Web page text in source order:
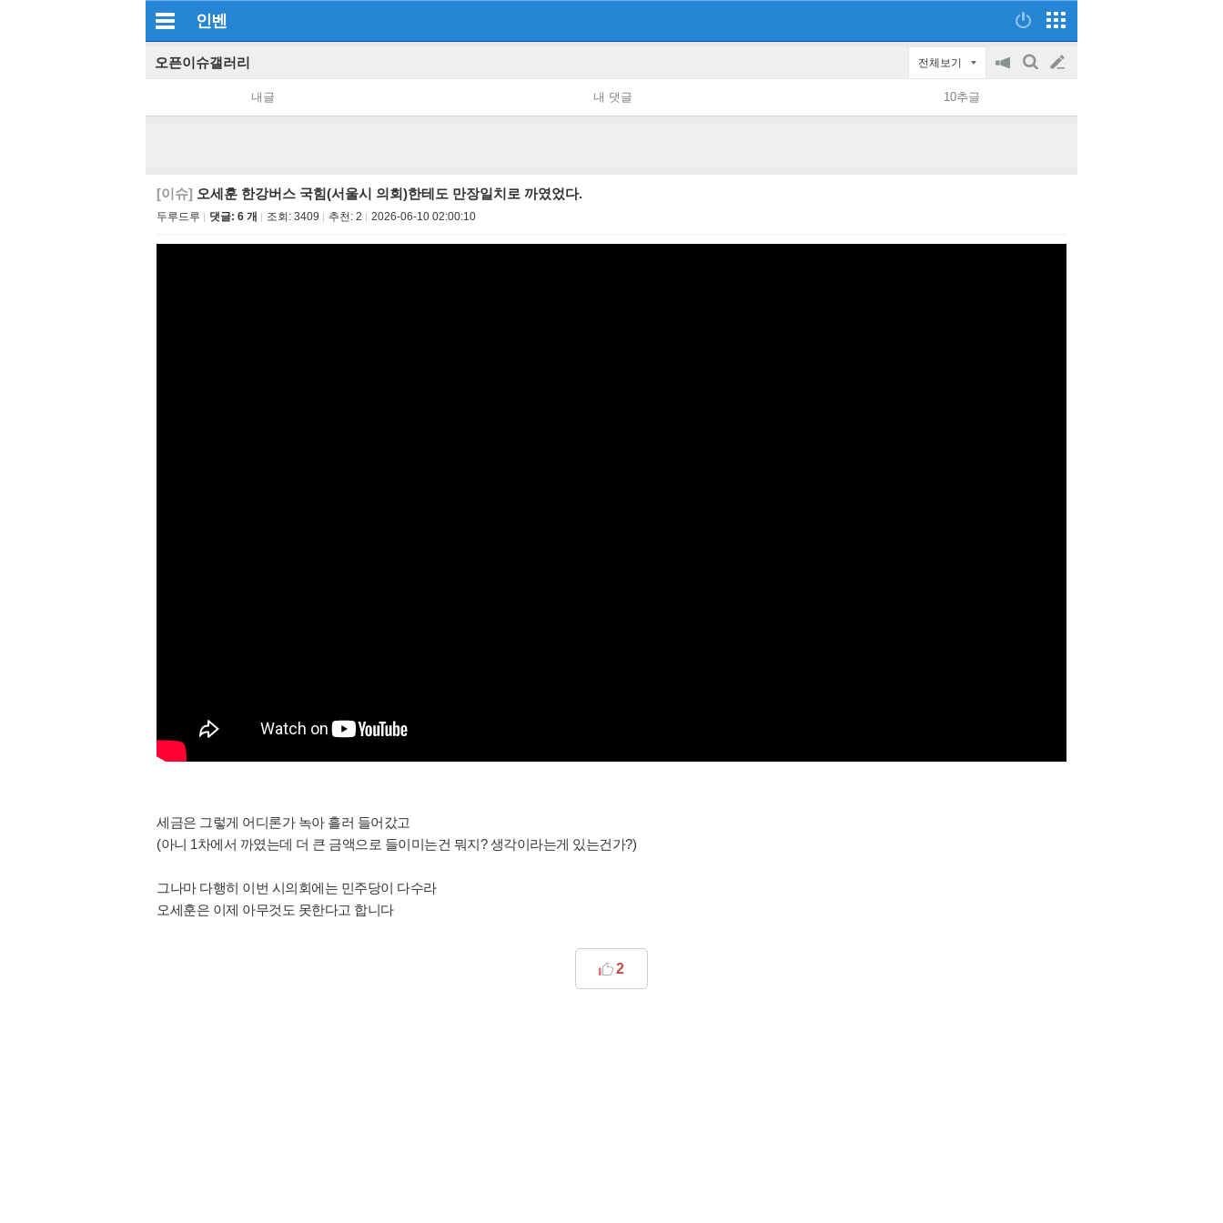
인벤
오픈이슈갤러리 전체보기
공
on/off
검
글
쓰
내글 내 댓글 10추글
[이슈] 오세훈 한강버스 국힘(서울시 의회)한테도 만장일치로 까였었다.
두루드루 댓글: 6 개 조회: 3409 추천: 2 2026-06-10 02:00:10
세금은 그렇게 어디론가 녹아 흘러 들어갔고
(아니 1차에서 까였는데 더 큰 금액으로 들이미는건 뭐지? 생각이라는게 있는건가?)
그나마 다행히 이번 시의회에는 민주당이 다수라
오세훈은 이제 아무것도 못한다고 합니다
2